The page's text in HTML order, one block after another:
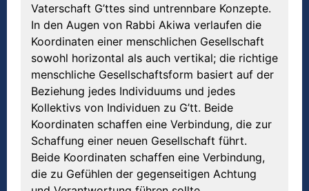
Vaterschaft G’ttes sind untrennbare Konzepte.
In den Augen von Rabbi Akiwa verlaufen die
Koordinaten einer menschlichen Gesellschaft
sowohl horizontal als auch vertikal; die richtige
menschliche Gesellschaftsform basiert auf der
Beziehung jedes Individuums und jedes
Kollektivs von Individuen zu G’tt. Beide
Koordinaten schaffen eine Verbindung, die zur
Schaffung einer neuen Gesellschaft führt.
Beide Koordinaten schaffen eine Verbindung,
die zu Gefühlen der gegenseitigen Achtung